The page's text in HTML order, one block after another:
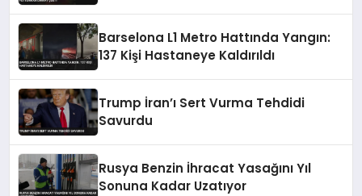
Barselona L1 Metro Hattında Yangın:
137 Kişi Hastaneye Kaldırıldı
Trump İran’ı Sert Vurma Tehdidi
Savurdu
Rusya Benzin İhracat Yasağını Yıl
Sonuna Kadar Uzatıyor